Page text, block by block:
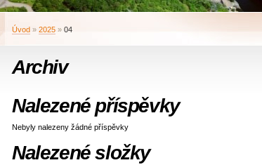
Úvod » 2025 » 04
Archiv
Nalezené příspěvky
Nebyly nalezeny žádné příspěvky
Nalezené složky